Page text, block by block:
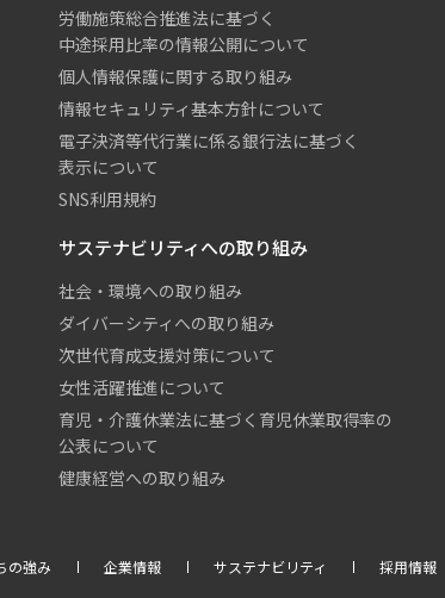
労働施策総合推進法に基づく
中途採用比率の情報公開について
個人情報保護に関する取り組み
情報セキュリティ基本方針について
電子決済等代行業に係る銀行法に基づく
表示について
SNS利用規約
サステナビリティへの取り組み
社会・環境への取り組み
ダイバーシティへの取り組み
次世代育成支援対策について
女性活躍推進について
育児・介護休業法に基づく育児休業取得率の
公表について
健康経営への取り組み
の強み 企業情報 サステナビリティ 採用情報